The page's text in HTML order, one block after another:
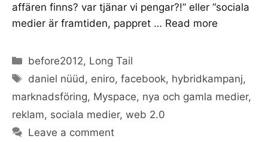
affären finns? var tjänar vi pengar?!” eller “sociala
medier är framtiden, pappret … Read more
Categories
before2012, Long Tail
Tags
daniel nüüd , eniro,facebook, hybridkampanj,
marknadsföring, Myspace, nya och gamla medier,
reklam, sociala medier, web 2.0
Leave a comment